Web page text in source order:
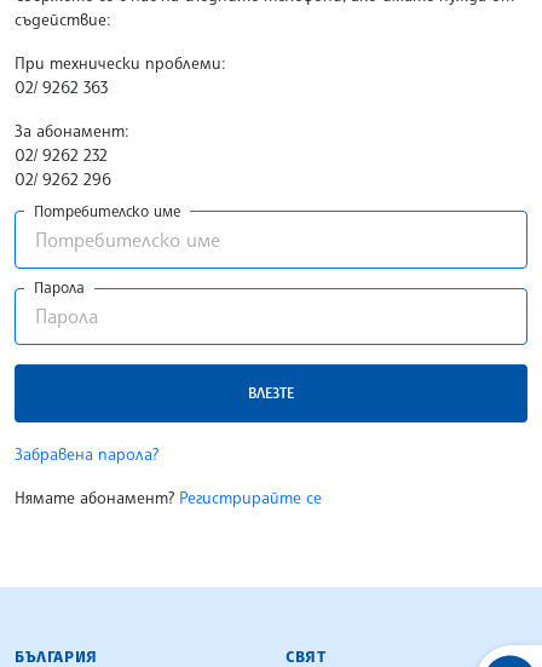
съдействие:
При технически проблеми:
02/ 9262 363
За абонамент:
02/ 9262 232
02/ 9262 296
Потребителско име
Парола
ВЛЕЗТЕ
Забравена парола?
Нямате абонамент? Регистрирайте се
БЪЛГАРСКА ТЕЛЕГРАФНА АГЕНЦИЯ
БЪЛГАРИЯ СВЯТ